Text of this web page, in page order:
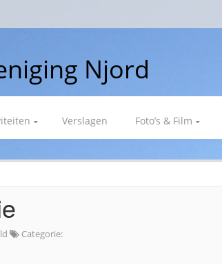
Njord
Verslagen Foto’s & Film
Categorie: